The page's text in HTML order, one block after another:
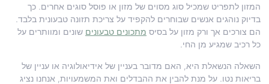
המזון לתפריט שמכיל סוג מסוים של מזון או פוסל סוגים אחרים. כך
בדיוק נוהגים אנשים שבוחרים להקפיד על צריכת תזונה טבעונית בלבד.
הם צורכים אך ורק מזון על בסיס מתכונים טבעונים שונים ומוותרים על
כל רכיב שמגיע מן החי.
השאלה הנשאלת היא, האם מדובר בעניין של אידיאולוגיה או עניין של
בריאות נטו. על מנת להבין את ההבדלים ואת המשמעויות, אנחנו נציג